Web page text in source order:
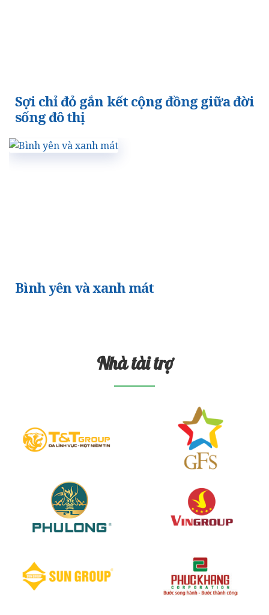
Sợi chỉ đỏ gắn kết cộng đồng giữa đời
sống đô thị
Bình yên và xanh mát
Nhà tài trợ